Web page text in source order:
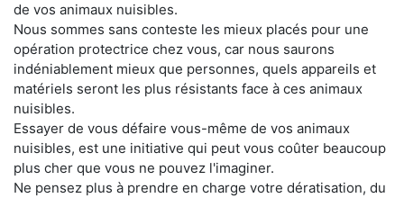
de vos animaux nuisibles.
Nous sommes sans conteste les mieux placés pour une
opération protectrice chez vous, car nous saurons
indéniablement mieux que personnes, quels appareils et
matériels seront les plus résistants face à ces animaux
nuisibles.
Essayer de vous défaire vous-même de vos animaux
nuisibles, est une initiative qui peut vous coûter beaucoup
plus cher que vous ne pouvez l'imaginer.
Ne pensez plus à prendre en charge votre dératisation, du